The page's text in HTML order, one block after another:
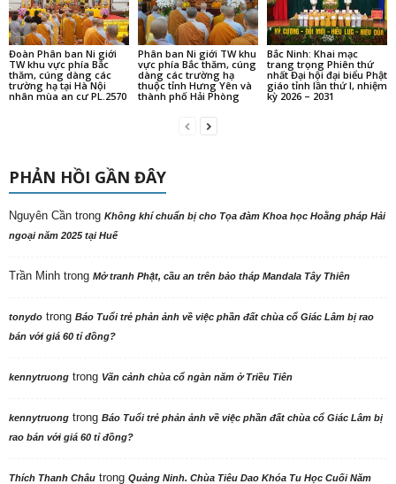
Đoàn Phân ban Ni giới
TW khu vực phía Bắc
thăm, cúng dàng các
trường hạ tại Hà Nội
nhân mùa an cư PL.2570
Phân ban Ni giới TW khu
vực phía Bắc thăm, cúng
dàng các trường hạ
thuộc tỉnh Hưng Yên và
thành phố Hải Phòng
Bắc Ninh: Khai mạc
trang trọng Phiên thứ
nhất Đại hội đại biểu Phật
giáo tỉnh lần thứ I, nhiệm
kỳ 2026 – 2031
PHẢN HỒI GẦN ĐÂY
Nguyên Cần trong Không khí chuẩn bị cho Tọa đàm Khoa học Hoằng pháp Hải
ngoại năm 2025 tại Huế
Trần Minh trong Mở tranh Phật, cầu an trên bảo tháp Mandala Tây Thiên
tonydo trong Báo Tuổi trẻ phản ảnh về việc phần đất chùa cổ Giác Lâm bị rao
bán với giá 60 tỉ đồng?
kennytruong trong Vãn cảnh chùa cổ ngàn năm ở Triều Tiên
kennytruong trong Báo Tuổi trẻ phản ảnh về việc phần đất chùa cổ Giác Lâm bị
rao bán với giá 60 tỉ đồng?
Thích Thanh Châu trong Quảng Ninh. Chùa Tiêu Dao Khóa Tu Học Cuối Năm